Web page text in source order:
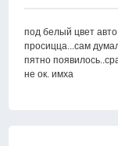
под белый цвет
просицца...сам
пятно
не ок. имха